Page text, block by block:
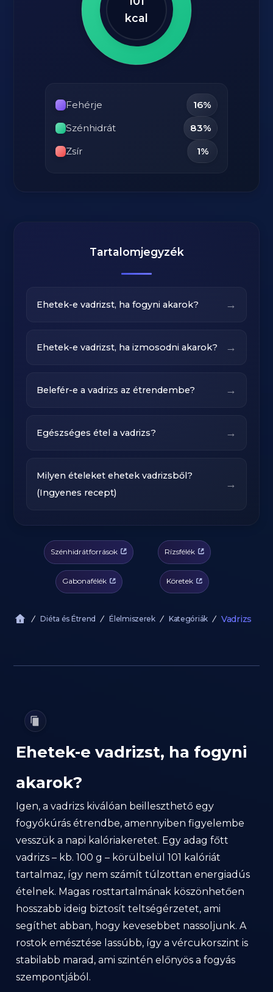
kcal
Fehérje
16%
Szénhidrát
83%
Zsír
1%
Tartalomjegyzék
Ehetek-e vadrizst, ha fogyni akarok? →
Ehetek-e vadrizst, ha izmosodni akarok? →
Belefér-e a vadrizs az étrendembe? →
Egészséges étel a vadrizs? →
Milyen ételeket ehetek vadrizsből?
(Ingyenes recept)
→
Szénhidrátforrások Rízsfélék
Gabonafélék Köretek
Diéta és Étrend Élelmiszerek Kategóriák Vadrizs
Ehetek-e vadrizst, ha fogyni
akarok?
Igen, a vadrizs kiválóan beilleszthető egy
fogyókúrás étrendbe, amennyiben figyelembe
vesszük a napi kalóriakeretet. Egy adag főtt
vadrizs – kb. 100 g – körülbelül 101 kalóriát
tartalmaz, így nem számít túlzottan energiadús
ételnek. Magas rosttartalmának köszönhetően
hosszabb ideig biztosít teltségérzetet, ami
segíthet abban, hogy kevesebbet nassoljunk. A
rostok emésztése lassúbb, így a vércukorszint is
stabilabb marad, ami szintén előnyös a fogyás
szempontjából.